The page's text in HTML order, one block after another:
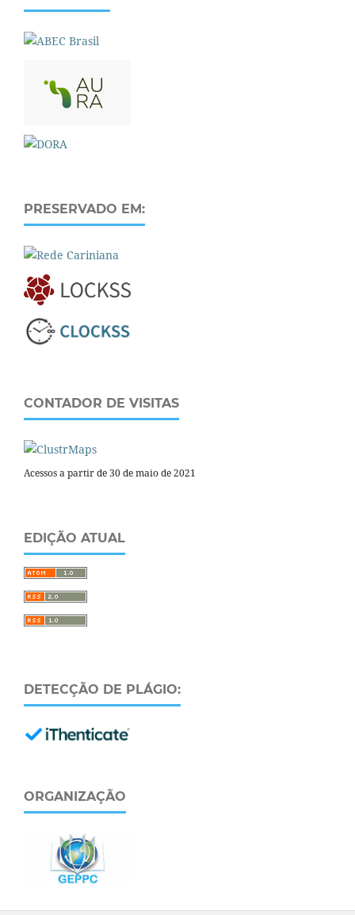
PRESERVADO EM:
CONTADOR DE VISITAS
Acessos a partir de 30 de maio de 2021
EDIÇÃO ATUAL
DETECÇÃO DE PLÁGIO:
ORGANIZAÇÃO